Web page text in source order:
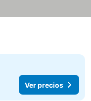
Ver precios